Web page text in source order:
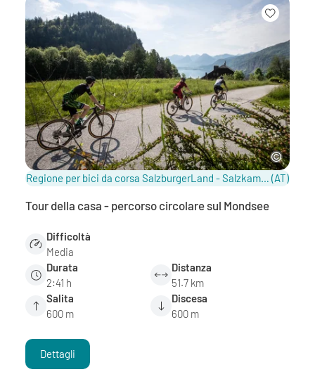
Regione per bici da corsa SalzburgerLand - Salzkammergut / Salisburghese (AT)
Tour della casa - percorso circolare sul Mondsee
Difficoltà
Media
Durata
2:41 h
Distanza
51.7 km
Salita
600 m
Discesa
600 m
Dettagli